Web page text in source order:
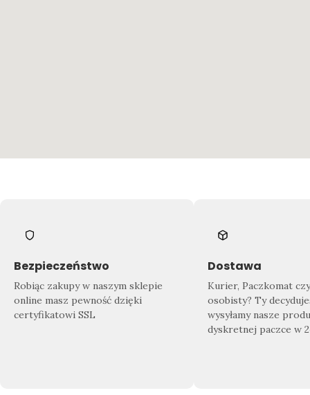
Znajdź swój wymarzony produkt
Sprawdź co dla Ciebie przygotowaliśmy!
Naszabogata oferta biżuterii
sprosta
nawet najbardziej wymagającym
Klientom.
Bezpieczeństwo
Robiąc zakupy w naszym sklepie
online masz pewność dzięki
certyfikatowi SSL
Dostawa
Kurier, Paczkomat
osobisty? Ty
wysyłamy nasze
dyskretnej paczce w